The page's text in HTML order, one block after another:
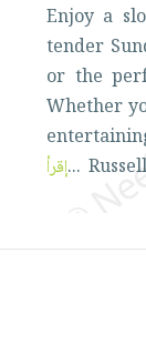
Enjoy a
tender
or the
Whether
...إقرأ